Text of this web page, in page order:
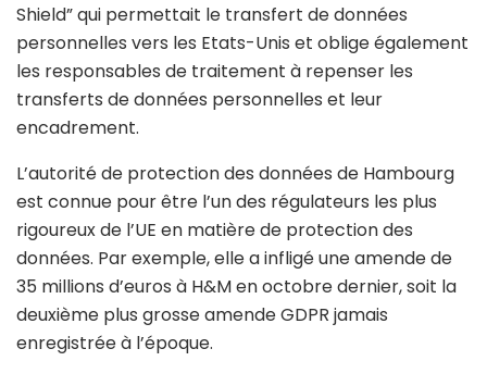
Shield” qui permettait le transfert de données
personnelles vers les Etats-Unis et oblige également
les responsables de traitement à repenser les
transferts de données personnelles et leur
encadrement.
L’autorité de protection des données de Hambourg
est connue pour être l’un des régulateurs les plus
rigoureux de l’UE en matière de protection des
données. Par exemple, elle a infligé une amende de
35 millions d’euros à H&M en octobre dernier, soit la
deuxième plus grosse amende GDPR jamais
enregistrée à l’époque.